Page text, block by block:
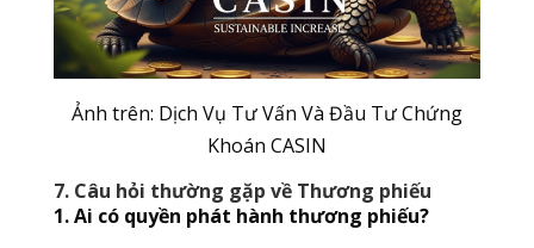
Ảnh trên: Dịch Vụ Tư Vấn Và Đầu Tư Chứng
Khoán CASIN
7. Câu hỏi thường gặp về Thương phiếu
1. Ai có quyền phát hành thương phiếu?